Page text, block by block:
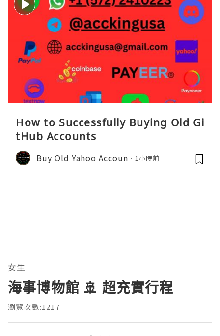
How to Successfully Buying Old Gi
tHub Accounts
Buy Old Yahoo Accoun 1小時前
女生
海事博物館 🚢 超充實行程
瀏覽次數:1217